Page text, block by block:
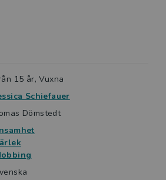
och vi är därför enormt glada
bearbetning.
Friedner, Jönköpings-Posten, sa
är en roman som kan läsas av
gång älskat vanvettigt, som
över ondskan, över makten,
får oss människor att göra
eller rädslan, eller önskan
15 år, Vuxna
Schiefauer
Dömstedt